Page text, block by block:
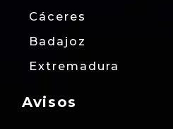
Cáceres
Badajoz
Extremadura
Avisos